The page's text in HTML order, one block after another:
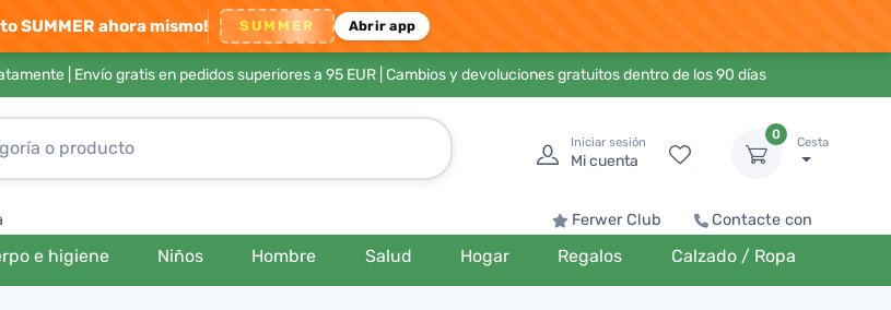
SUMMER ahora mismo! SUMMER Abrir app
| Envío gratis en pedidos superiores a 95 EUR| Cambios y devoluciones gratuitos dentro de los 90 días
Iniciar sesión
Mi cuenta
0
Cesta
Ferwer Club Contacte con
e higiene Niños Hombre Salud Hogar Regalos Calzado / Ropa